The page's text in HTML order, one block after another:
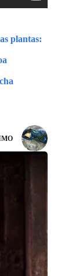
plantas: